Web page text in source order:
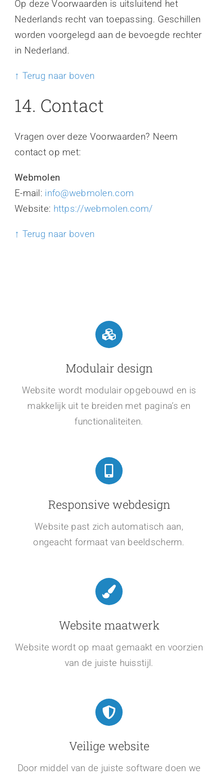
Op deze Voorwaarden is uitsluitend het
Nederlands recht van toepassing. Geschillen
worden voorgelegd aan de bevoegde rechter
in Nederland.
↑ Terug naar boven
14. Contact
Vragen over deze Voorwaarden? Neem
contact op met:
Webmolen
E-mail: info@webmolen.com
Website: https://webmolen.com/
↑ Terug naar boven
Modulair design
Website wordt modulair opgebouwd en is
makkelijk uit te breiden met pagina’s en
functionaliteiten.
Responsive webdesign
Website past zich automatisch aan,
ongeacht formaat van beeldscherm.
Website maatwerk
Website wordt op maat gemaakt en voorzien
van de juiste huisstijl.
Veilige website
Door middel van de juiste software doen we